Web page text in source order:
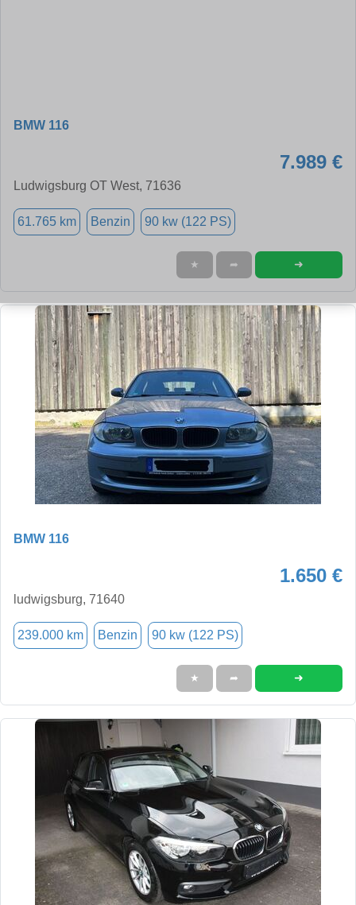
BMW 116
7.989 €
Ludwigsburg OT West, 71636
61.765 km Benzin 90 kw (122 PS)
★ ➦ ➜
BMW 116
1.650 €
ludwigsburg, 71640
239.000 km Benzin 90 kw (122 PS)
★ ➦ ➜